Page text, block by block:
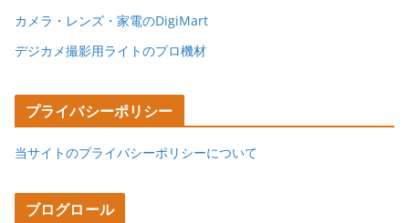
カメラ・レンズ・家電のDigiMart
デジカメ撮影用ライトのプロ機材
プライバシーポリシー
当サイトのプライバシーポリシーについて
ブログロール